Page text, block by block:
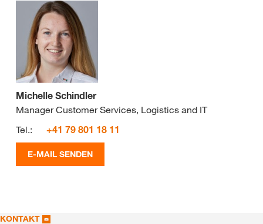
Michelle Schindler
Manager Customer Services, Logistics and IT
Tel.:
+41 79 801 18 11
E-MAIL SENDEN
KONTAKT